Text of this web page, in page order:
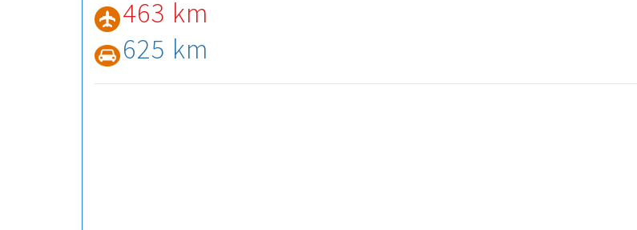
463 km
625 km